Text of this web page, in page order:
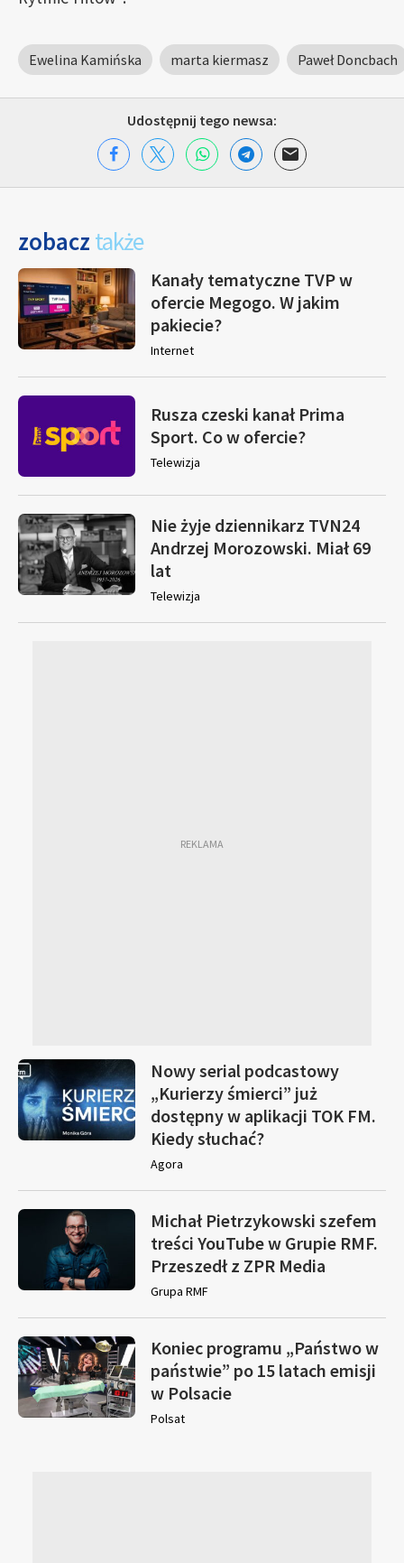
Ewelina Kamińska marta kiermasz Paweł Doncbach
Udostępnij tego newsa:
zobacz także
Kanały tematyczne TVP w
ofercie Megogo. W jakim
pakiecie?
Internet
Rusza czeski kanał Prima
Sport. Co w ofercie?
Telewizja
Nie żyje dziennikarz TVN24
Andrzej Morozowski. Miał 69
lat
Telewizja
Nowy serial podcastowy
„Kurierzy śmierci” już
dostępny w aplikacji TOK FM.
Kiedy słuchać?
Agora
Michał Pietrzykowski szefem
treści YouTube w Grupie RMF.
Przeszedł z ZPR Media
Grupa RMF
Koniec programu „Państwo w
państwie” po 15 latach emisji
w Polsacie
Polsat